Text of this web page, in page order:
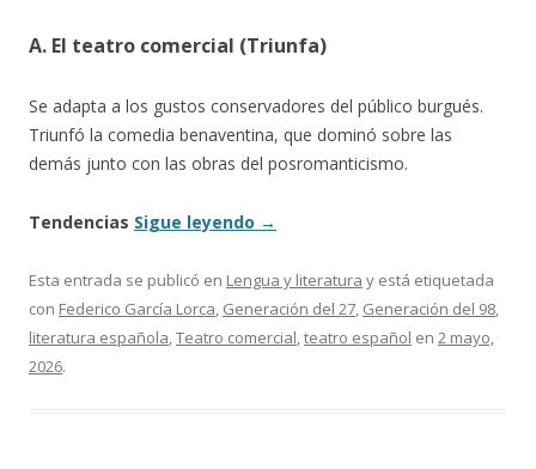
A. El teatro comercial (Triunfa)
Se adapta a los gustos conservadores del público burgués.
Triunfó la comedia benaventina, que dominó sobre las
demás junto con las obras del posromanticismo.
Tendencias Sigue leyendo →
Esta entrada se publicó en Lengua y literatura y está etiquetada
con Federico García Lorca, Generación del 27, Generación del 98,
literatura española,Teatro comercial,teatro español en 2 mayo,
2026.